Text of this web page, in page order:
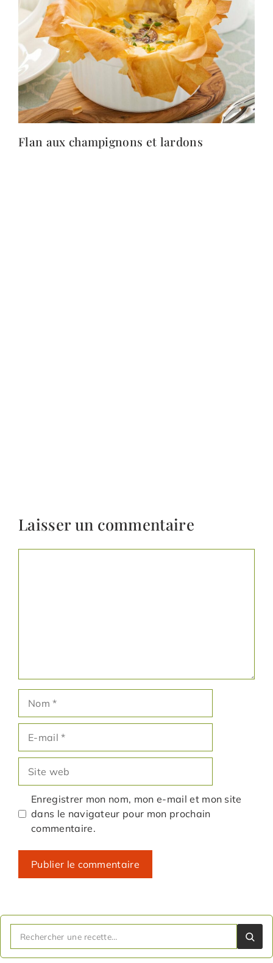
Flan aux champignons et lardons
Laisser un commentaire
mail
web
Enregistrer mon nom, mon e-mail et mon site
dans le navigateur pour mon prochain
commentaire.